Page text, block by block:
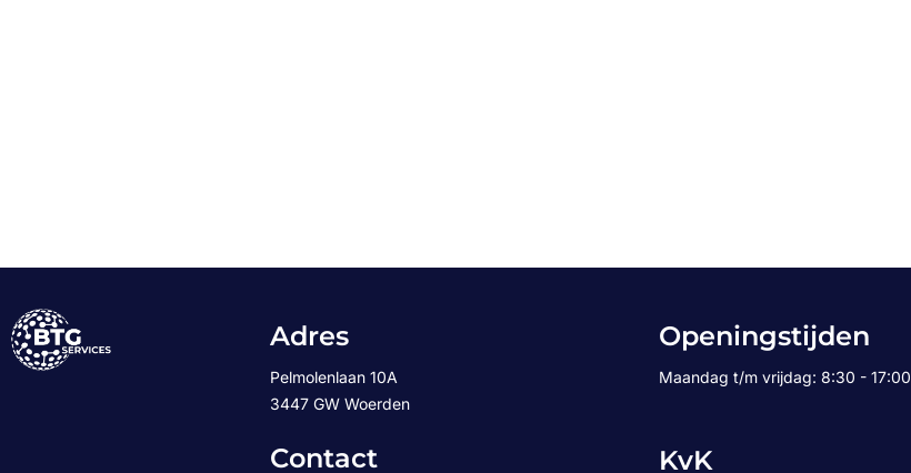
Adres
Pelmolenlaan 10A
3447 GW Woerden
Contact
Openingstijden
Maandag t/m vrijdag: 8:30 - 17:00
KvK